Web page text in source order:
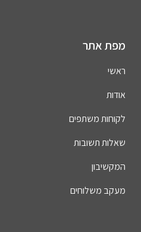
מפת אתר
ראשי
אודות
לקוחות משתפים
שאלות תשובות
המקשיבון
מעקב משלוחים